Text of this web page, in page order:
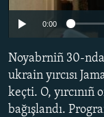
Русский
Українською
QOŞULIÑIZ!
0:00
Noyabrniñ 30-nda
ukrain yırcısı
keçti. O,
bağışlandı.